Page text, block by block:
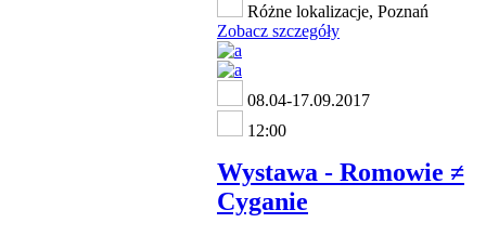
Różne lokalizacje, Poznań
Zobacz szczegóły
08.04-17.09.2017
12:00
Wystawa - Romowie ≠
Cyganie